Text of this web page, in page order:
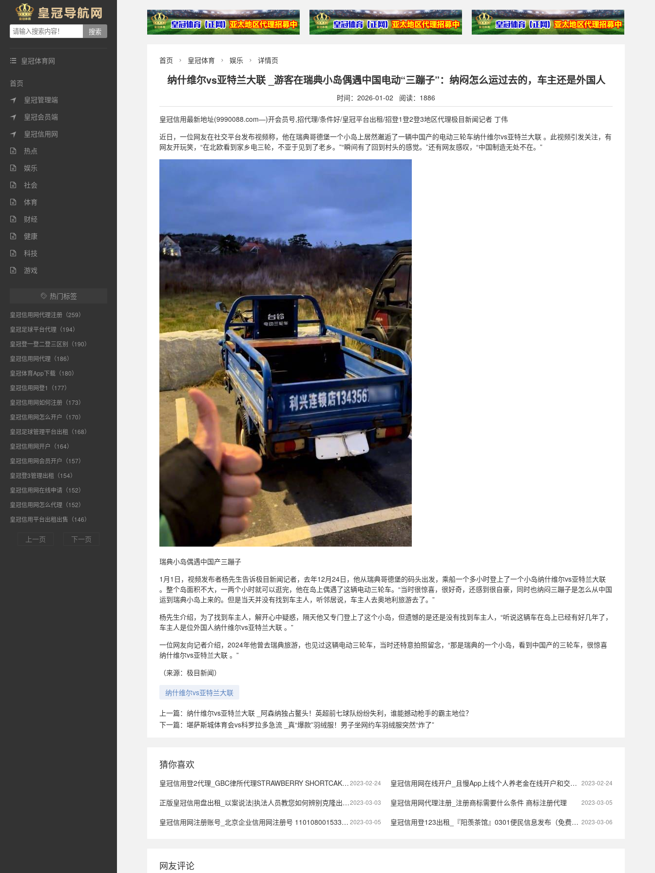
 皇冠体育网
首页
 皇冠管理端
 皇冠会员端
 皇冠信用网
 热点
 娱乐
 社会
 体育
 财经
 健康
 科技
 游戏
 热门标签
皇冠信用网代理注册（259）
皇冠足球平台代理（194）
皇冠登一登二登三区别（190）
皇冠信用网代理（186）
皇冠体育App下载（180）
皇冠信用网登1（177）
皇冠信用网如何注册（173）
皇冠信用网怎么开户（170）
皇冠足球管理平台出租（168）
皇冠信用网开户（164）
皇冠信用网会员开户（157）
皇冠登3管理出租（154）
皇冠信用网在线申请（152）
皇冠信用网怎么代理（152）
皇冠信用平台出租出售（146）
上一页 下一页
首页  皇冠体育  娱乐  详情页
纳什维尔vs亚特兰大联 _游客在瑞典小岛偶遇中国电动“三蹦子”：纳闷怎么运过去的，车主还是外国人
时间：2026-01-02 阅读：1886
皇冠信用最新地址(9990088.com—)开会员号,招代理/条件好/皇冠平台出租/招登1登2登3地区代理极目新闻记者 丁伟
近日，一位网友在社交平台发布视频称，他在瑞典哥德堡一个小岛上居然邂逅了一辆中国产的电动三轮车纳什维尔vs亚特兰大联 。此视频引发关注，有
网友开玩笑，“在北欧看到家乡电三轮，不亚于见到了老乡。”“瞬间有了回到村头的感觉。”还有网友感叹，“中国制造无处不在。”
瑞典小岛偶遇中国产三蹦子
1月1日，视频发布者杨先生告诉极目新闻记者，去年12月24日，他从瑞典哥德堡的码头出发，乘船一个多小时登上了一个小岛纳什维尔vs亚特兰大联
。整个岛面积不大，一两个小时就可以逛完，他在岛上偶遇了这辆电动三轮车。“当时很惊喜，很好奇，还感到很自豪，同时也纳闷三蹦子是怎么从中国
运到瑞典小岛上来的。但是当天并没有找到车主人，听邻居说，车主人去奥地利旅游去了。”
杨先生介绍，为了找到车主人，解开心中疑惑，隔天他又专门登上了这个小岛，但遗憾的是还是没有找到车主人，“听说这辆车在岛上已经有好几年了，
车主人是位外国人纳什维尔vs亚特兰大联 。”
一位网友向记者介绍，2024年他曾去瑞典旅游，也见过这辆电动三轮车，当时还特意拍照留念，“那是瑞典的一个小岛，看到中国产的三轮车，很惊喜
纳什维尔vs亚特兰大联 。”
（来源：极目新闻）
纳什维尔vs亚特兰大联
上一篇： 纳什维尔vs亚特兰大联 _阿森纳独占鳌头！英超前七球队纷纷失利，谁能撼动枪手的霸主地位？
下一篇： 堪萨斯城体育会vs科罗拉多急流 _真“爆款”羽绒服！男子坐网约车羽绒服突然“炸了”
猜你喜欢
2023-02-24
皇冠信用登2代理_GBC律所代理STRAWBERRY SHORTCAKE 和歌手 TINA TURNER 蒂娜·特纳2个品牌 2023-02-24
皇冠信用网在线开户_且慢App上线个人养老金在线开户和交易业务
2023-03-03
正版皇冠信用盘出租_以案说法|执法人员教您如何辨别克隆出租车 2023-03-05
皇冠信用网代理注册_注册商标需要什么条件 商标注册代理
2023-03-05
皇冠信用网注册账号_北京企业信用网注册号 110108001533499 法人代表是谁 2023-03-06
皇冠信用登123出租_『阳羡茶馆』0301便民信息发布（免费登记推送）
网友评论